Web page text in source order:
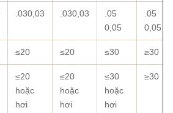
.030,03 .030,03
.05
0,05
.05
0,05
≤20 ≤20 ≤30 ≥30
≤20
hoặc
hơi
≤20
hoặc
hơi
≤30
hoặc
hơi
≥30